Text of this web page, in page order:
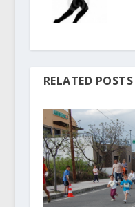
RELATED POSTS